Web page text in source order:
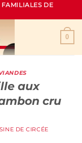
FAMILIALES DE
0
aux
cru
DE CIRCÉE